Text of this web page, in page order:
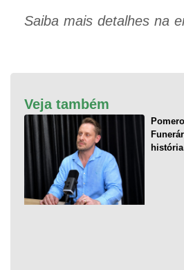
Saiba mais detalhes na
Veja também
história